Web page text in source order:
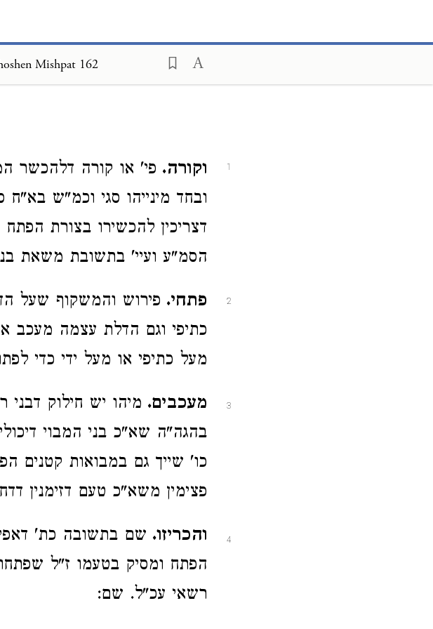
Mishpat 162
1 וקורה. פי' או קורה דלהכשר
ובחד מינייהו סגי וכמ"ש
דצריכין להכשירו בצורת
הסמ"ע ועיי' בתשובת משאת
2 פתחי. פירוש והמשקוף שעל
כתיפי וגם הדלת עצמה מעכב
מעל כתיפי או מעל ידי כדי
3 מעכבים. מיהו יש חילוק
בהגה"ה שא"כ בני המבוי
כו' שייך גם במבואות קטנים
פצימין משא"כ טעם דזימנין
4 והכריזו. שם בתשובה כת'
הפתח ומסיק בטעמו ז"ל
רשאי עכ"ל. שם: